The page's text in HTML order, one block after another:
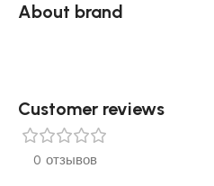
About brand
Customer reviews​
0 отзывов